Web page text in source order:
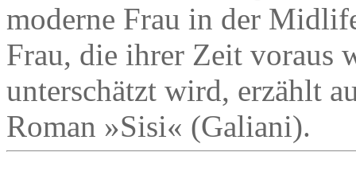
moderne Frau in der
Frau, die ihrer Zeit voraus
unterschätzt wird, erzählt
Roman »Sisi« (Galiani).